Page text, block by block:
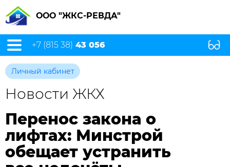
ООО "ЖКС-РЕВДА"
+7 (815 38) 43 056
Личный кабинет
Новости ЖКХ
Перенос закона о
лифтах: Минстрой
обещает устранить